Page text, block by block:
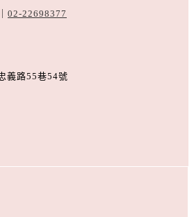
02-22698377
義路55巷54號